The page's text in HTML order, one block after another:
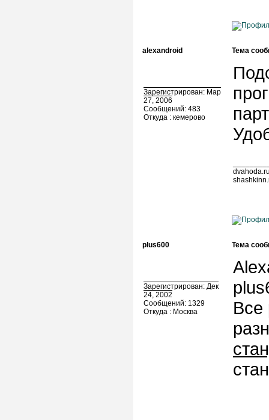
alexandroid Тема
Зарегистрирован: Мар
27, 2006
Сообщений: 483
Откуда : кемерово
plus600 Тема
Зарегистрирован: Дек
24, 2002
Сообщений: 1329
Откуда : Москва
Все